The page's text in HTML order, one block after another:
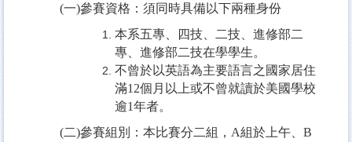
(一)參賽資格：須同時具備以下兩種身份
本系五專、四技、二技、進修部二
專、進修部二技在學學生。
不曾於以英語為主要語言之國家居住
滿12個月以上或不曾就讀於美國學校
逾1年者。
(二)參賽組別：本比賽分二組， A組於上午、 B